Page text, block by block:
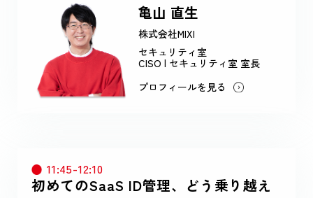
亀山 直生
株式会社MIXI
セキュリティ室
CISO | セキュリティ室 室長
プロフィールを見る
11:45-12:10
初めてのSaaS ID管理、どう乗り越え